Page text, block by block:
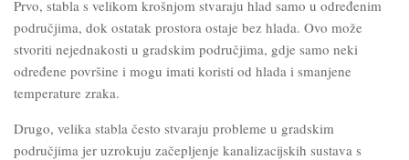
Prvo, stabla s velikom krošnjom stvaraju hlad samo u određenim
područjima, dok ostatak prostora ostaje bez hlada. Ovo može
stvoriti nejednakosti u gradskim područjima, gdje samo neki
određene površine i mogu imati koristi od hlada i smanjene
temperature zraka.
Drugo, velika stabla često stvaraju probleme u gradskim
područjima jer uzrokuju začepljenje kanalizacijskih sustava s